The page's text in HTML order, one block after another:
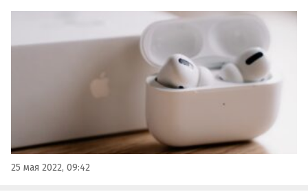
проблемы с поставками из-за новой вспышки
коронавирусной инфекции в Китае, в связи с чем в
регионе были введены…
25 мая 2022, 09:42